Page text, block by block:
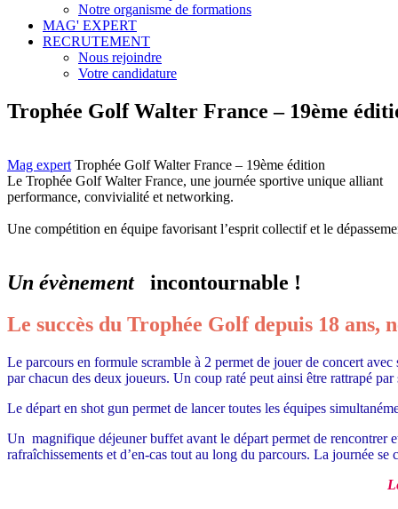
Notre organisme de formations
MAG' EXPERT
RECRUTEMENT
Nous rejoindre
Votre candidature
Trophée Golf Walter France – 19ème
Mag expert Trophée Golf Walter France – 19ème édition
Le Trophée Golf Walter France, une journée sportive unique alliant
performance, convivialité et networking.
Une compétition en équipe favorisant l’esprit collectif et le
Un évènement
incontournable !
Le succès du Trophée Golf depuis 18 ans,
Le parcours en formule scramble à 2 permet de jouer de concert
par chacun des deux joueurs. Un coup raté peut ainsi être rattrapé par
Le départ en shot gun permet de lancer toutes les équipes
Un magnifique déjeuner buffet avant le départ permet de rencontrer
rafraîchissements et d’en-cas tout au long du parcours. La journée